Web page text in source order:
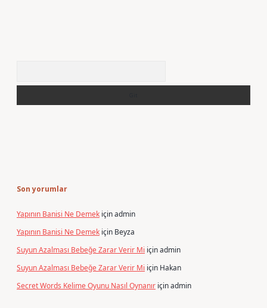
Son yorumlar
Yapının Banisi Ne Demek içinadmin
Yapının Banisi Ne Demek için Beyza
Suyun Azalması Bebeğe Zarar Verir Mi içinadmin
Suyun Azalması Bebeğe Zarar Verir Mi için Hakan
Secret Words Kelime Oyunu Nasıl Oynanır içinadmin